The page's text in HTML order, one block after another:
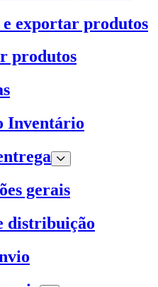
exportar produtos
produtos
Inventário
gerais
distribuição